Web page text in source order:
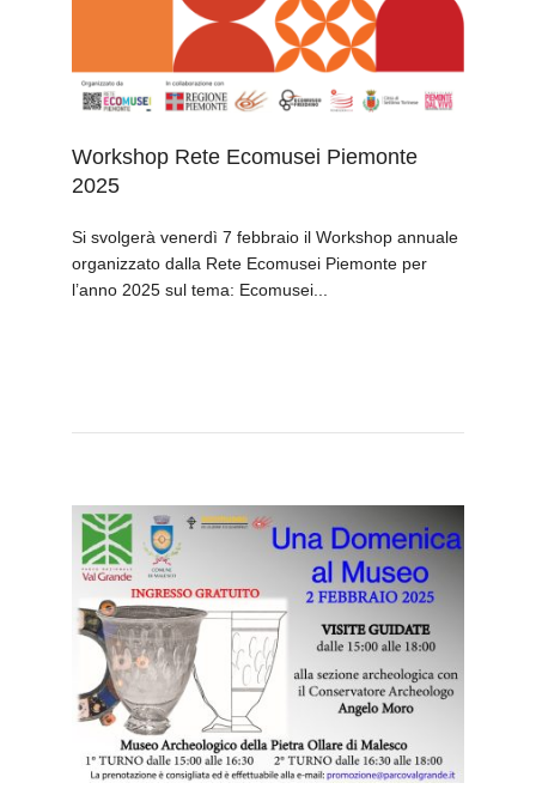
Workshop Rete Ecomusei Piemonte
2025
Si svolgerà venerdì 7 febbraio il Workshop annuale
organizzato dalla Rete Ecomusei Piemonte per
l’anno 2025 sul tema: Ecomusei...